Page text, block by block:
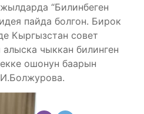
“Билинбеген
пайда болгон. Бирок
Кыргызстан совет
чыккан билинген
ошонун баарын